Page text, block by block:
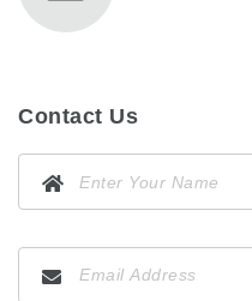
Contact Us